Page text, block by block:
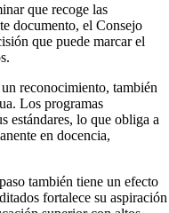
que recoge las
documento, el Consejo
que puede marcar el
reconocimiento, también
Los programas
estándares, lo que obliga a
en docencia,
también tiene un efecto
fortalece su aspiración